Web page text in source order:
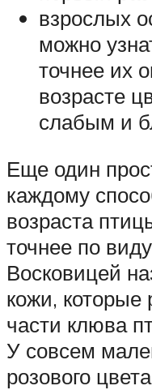
взрослых
можно
точнее их
возрасте
слабым и
Еще один
каждому
возраста
точнее по
Восковицей
кожи, которые
части клюва
У совсем
розового